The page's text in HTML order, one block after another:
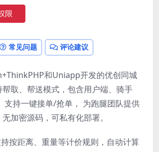
限
常见问题 评论建议
和Uniapp开发的优创同城
取、帮送模式，包含用户端、骑手
支持一键接单/抢单， 为跑腿团队提供
加密源码，可私有化部署。
按距离、重量等计价规则，自动计算